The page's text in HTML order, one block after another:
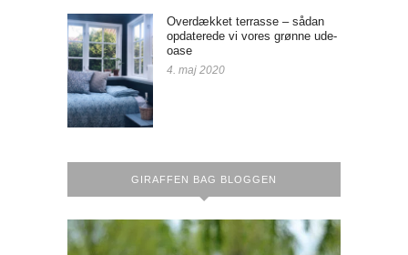
Overdækket terrasse – sådan
opdaterede vi vores grønne ude-
oase
4. maj 2020
GIRAFFEN BAG BLOGGEN